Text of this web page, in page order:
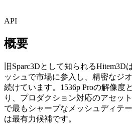
API
概要
旧Sparc3Dとして知られるHitem3D
ッシュで市場に参入し、精密なジ
続けています。1536p Proの解像度
り、プロダクション対応のアセッ
で最もシャープなメッシュディテ
は最有力候補です。